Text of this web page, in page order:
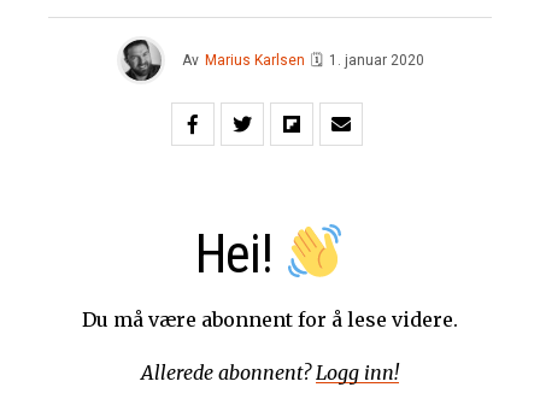
Av Marius Karlsen 🗓 1. januar 2020
Hei!
Du må være abonnent for å lese videre.
Allerede abonnent? Logg inn!